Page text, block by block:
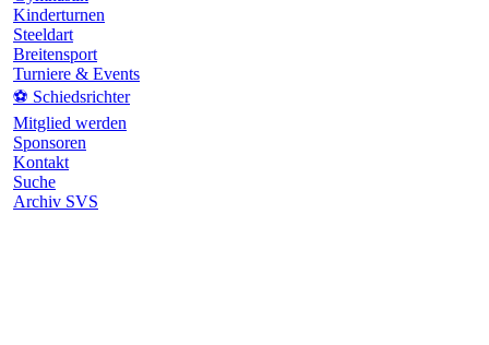
Kinderturnen
Steeldart
Breitensport
Turniere & Events
⚽ Schiedsrichter
Mitglied werden
Sponsoren
Kontakt
Suche
Archiv SVS